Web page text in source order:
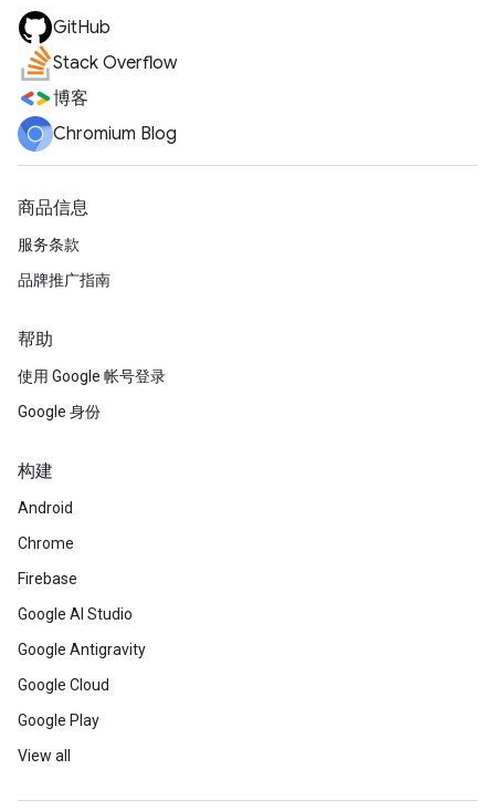
GitHub
Stack Overflow
博客
Chromium Blog
商品信息
服务条款
品牌推广指南
帮助
使用 Google 帐号登录
Google 身份
构建
Android
Chrome
Firebase
Google AI Studio
Google Antigravity
Google Cloud
Google Play
View all